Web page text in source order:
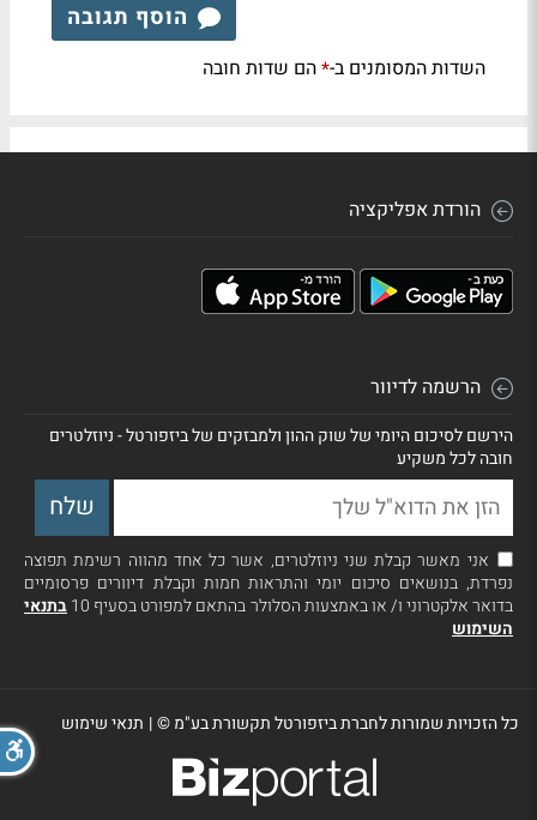
הוסף תגובה
השדות המסומנים ב-*הם שדות חובה
הורדת אפליקציה
הרשמה לדיוור
הירשם לסיכום היומי של שוק ההון ולמבזקים של ביזפורטל - ניוזלטרים
חובה לכל משקיע
אני מאשר קבלת שני ניוזלטרים, אשר כל אחד מהווה רשימת תפוצה
נפרדת, בנושאים סיכום יומי והתראות חמות וקבלת דיוורים פרסומיים
בדואר אלקטרוני ו/ או באמצעות הסלולר בהתאם למפורט בסעיף 10
בתנאי
השימוש
כל הזכויות שמורות לחברת ביזפורטל תקשורת בע"מ ©| תנאי שימוש